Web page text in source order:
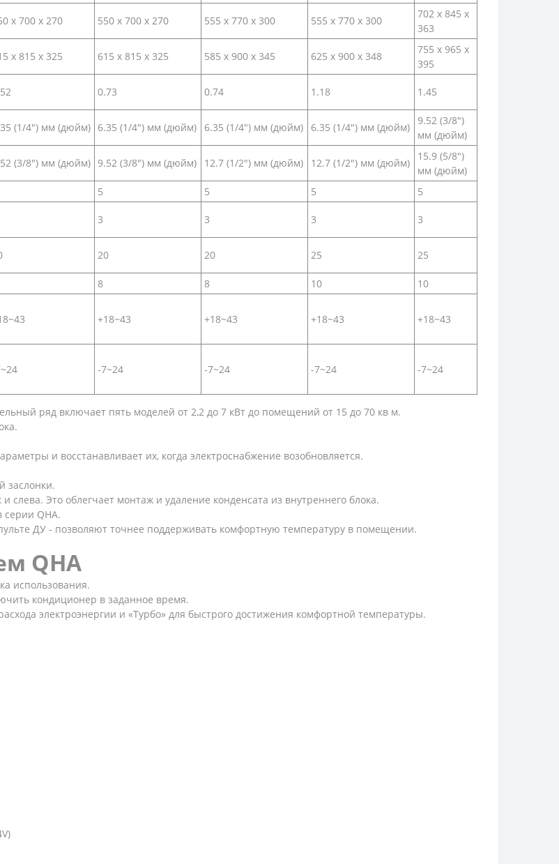
х 700 x 270 550 х 700 x 270 555 х 770 x 300 555 х 770 x 300
702 х 845 x
363
х 815 x 325 615 х 815 x 325 585 х 900 x 345 625 х 900 x 348
755 х 965 x
395
0.73 0.74 1.18 1.45
(1/4") мм (дюйм) 6.35 (1/4") мм (дюйм) 6.35 (1/4") мм (дюйм) 6.35 (1/4") мм (дюйм)
9.52 (3/8")
мм (дюйм)
(3/8") мм (дюйм) 9.52 (3/8") мм (дюйм) 12.7 (1/2") мм (дюйм) 12.7 (1/2") мм (дюйм)
15.9 (5/8")
мм (дюйм)
5 5 5
5
3 3 3 3
20 20 25 25
8 8 10
10
+18~43 +18~43 +18~43 +18~43
-7~24 -7~24 -7~24 -7~24
ряд включает пять моделей от 2,2 до 7 кВт до помещений от 15 до 70 кв м.
и восстанавливает их, когда электроснабжение возобновляется.
заслонки.
слева. Это облегчает монтаж и удаление конденсата из внутреннего блока.
серии QHA.
ДУ - позволяют точнее поддерживать комфортную температуру в помещении.
QHA
использования.
кондиционер в заданное время.
электроэнергии и «Турбо» для быстрого достижения комфортной температуры.